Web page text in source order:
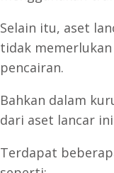
Selain itu, aset
tidak
pencairan.
Bahkan dalam
dari aset lancar
Terdapat